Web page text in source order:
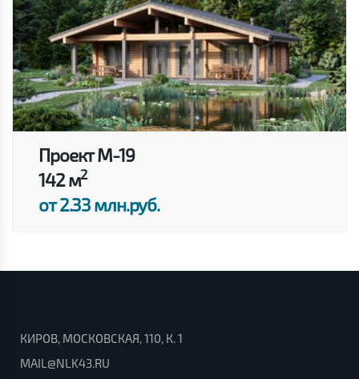
Проект M-19
142 м2
от 2.33 млн.руб.
КИРОВ, МОСКОВСКАЯ, 110, К. 1
MAIL@NLK43.RU